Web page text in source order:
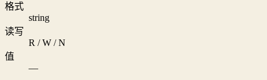
格式
string
读写
R / W / N
值
—